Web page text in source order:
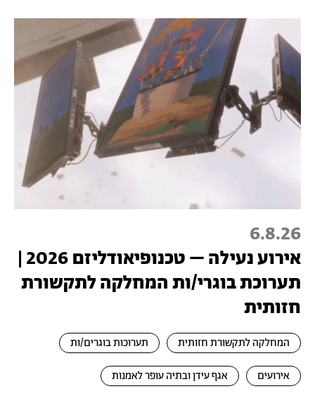
6.8.26
אירוע נעילה – טכנופיאודליזם 2026 |
תערוכת בוגרי/ות המחלקה לתקשורת
חזותית
המחלקה לתקשורת חזותית תערוכות בוגרים/ות
אירועים אגף עידן ובתיה עופר לאמנות